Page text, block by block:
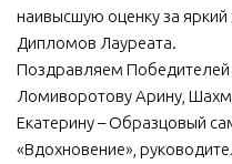
наивысшую оценку за
Дипломов Лауреата.
Поздравляем
Ломиворотову Арину,
Екатерину – Образцовый
«Вдохновение»,